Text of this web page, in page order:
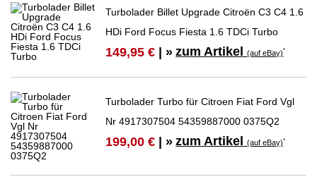
Turbolader Billet Upgrade Citroën C3 C4 1.6
HDi Ford Focus Fiesta 1.6 TDCi Turbo
149,95 € | » zum Artikel(auf eBay)*
Turbolader Turbo für Citroen Fiat Ford Vgl
Nr 4917307504 54359887000 0375Q2
199,00 € | » zum Artikel(auf eBay)*